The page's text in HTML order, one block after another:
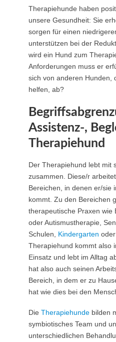
Therapiehunde haben
unsere Gesundheit: Sie
sorgen für einen
unterstützen bei der
wird ein Hund zum
Anforderungen muss er
sich von anderen Hunden,
helfen, ab?
Assistenz-,
Therapiehund
Der Therapiehund lebt mit
zusammen. Diese/r
Bereichen, in denen er/sie
kommt. Zu den Bereichen
therapeutische Praxen wie
oder Autismustherapie,
Schulen, Kindergarten
Therapiehund kommt also
Einsatz und lebt im Alltag
hat also auch seinen
Bereich, in dem er zu
hat wie dies bei den
Die Therapiehundebilden
symbiotisches Team und
unterschiedlichen